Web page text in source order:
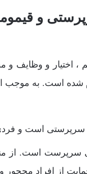
و
شده است. به موجب
است و فردی
سرپرست است. از
از افراد محجور